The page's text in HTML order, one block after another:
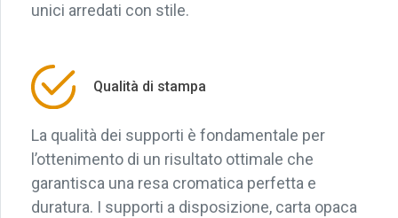
unici arredati con stile.
Qualità di stampa
La qualità dei supporti è fondamentale per
l’ottenimento di un risultato ottimale che
garantisca una resa cromatica perfetta e
duratura. I supporti a disposizione, carta opaca